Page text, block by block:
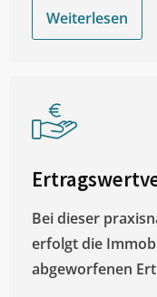
Weiterlesen
Bei dieser
erfolgt die
abgeworfenen